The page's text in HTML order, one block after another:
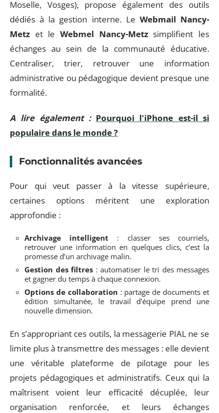
Moselle, Vosges), propose également des outils
dédiés à la gestion interne. Le Webmail Nancy-
Metz et le Webmel Nancy-Metzsimplifient les
échanges au sein de la communauté éducative.
Centraliser, trier, retrouver une information
administrative ou pédagogique devient presque une
formalité.
A lire également : Pourquoi l'iPhone est-il si
populaire dans le monde ?
Fonctionnalités avancées
Pour qui veut passer à la vitesse supérieure,
certaines options méritent une exploration
approfondie :
Archivage intelligent : classer ses courriels,
retrouver une information en quelques clics, c’est la
promesse d’un archivage malin.
Gestion des filtres : automatiser le tri des messages
et gagner du temps à chaque connexion.
Options de collaboration : partage de documents et
édition simultanée, le travail d’équipe prend une
nouvelle dimension.
En s’appropriant ces outils, la messagerie PIAL ne se
limite plus à transmettre des messages : elle devient
une véritable plateforme de pilotage pour les
projets pédagogiques et administratifs. Ceux qui la
maîtrisent voient leur efficacité décuplée, leur
organisation renforcée, et leurs échanges